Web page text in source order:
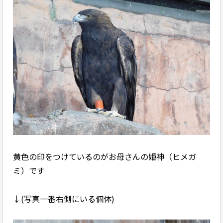
黄色の印をつけているのがお母さんの姫神（ヒメガ
ミ）です
↓(写真一番右側にいる個体)